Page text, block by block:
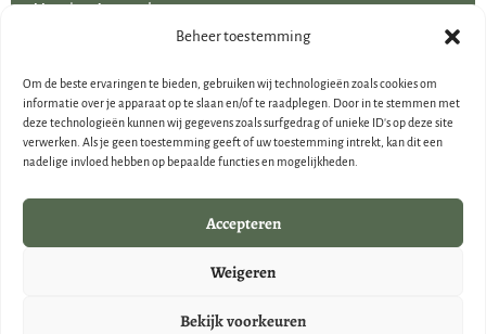
Beheer toestemming
Om de beste ervaringen te bieden, gebruiken wij technologieën zoals cookies om
informatie over je apparaat op te slaan en/of te raadplegen. Door in te stemmen met
deze technologieën kunnen wij gegevens zoals surfgedrag of unieke ID's op deze site
verwerken. Als je geen toestemming geeft of uw toestemming intrekt, kan dit een
nadelige invloed hebben op bepaalde functies en mogelijkheden.
Accepteren
Weigeren
Bekijk voorkeuren
Mansion Atmosphere
Uitgelicht voor jou!
Voordelige boeketten kunstbloemen
Woondecoraties
Cadeau-artikelen
Brynxz Outlet
Landelijke houten woondecoraties
© Creatieve Decoraties Voor Jou 2026